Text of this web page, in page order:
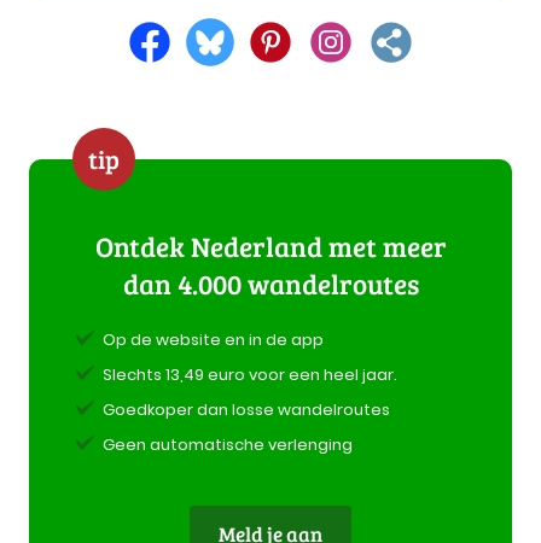
tip
Ontdek Nederland met meer
dan 4.000 wandelroutes
Op de website en in de app
Slechts 13,49 euro voor een heel jaar.
Goedkoper dan losse wandelroutes
Geen automatische verlenging
Meld je aan